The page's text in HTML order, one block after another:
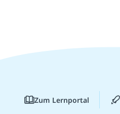
Zum Lernportal